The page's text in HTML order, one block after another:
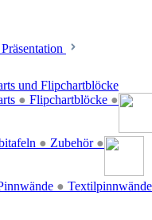
und Flipchartblöcke
● Flipchartblöcke ●
● Zubehör ●
● Textilpinnwände